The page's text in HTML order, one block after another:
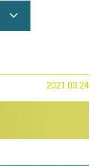
2021.03.24